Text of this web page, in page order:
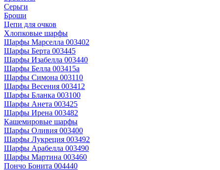
Серьги
Броши
Цепи для очков
Хлопковые шарфы
Шарфы Марселла 003402
Шарфы Берта 003445
Шарфы Изабелла 003440
Шарфы Белла 003415a
Шарфы Симона 003110
Шарфы Весения 003412
Шарфы Бланка 003100
Шарфы Анета 003425
Шарфы Ирена 003482
Кашемировые шарфы
Шарфы Оливия 003400
Шарфы Лукреция 003492
Шарфы Арабелла 003490
Шарфы Мартина 003460
Пончо Бонита 004440